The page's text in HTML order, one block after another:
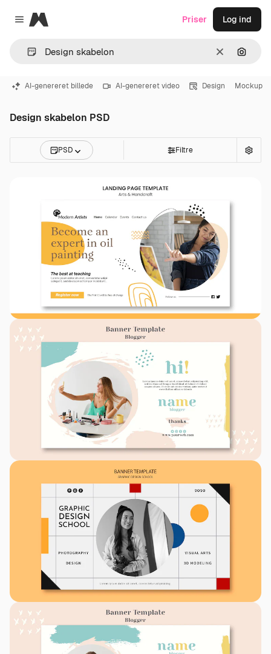
Close menu
Magnific
Klar Søg
Priser Log ind
AI-genereret billede AI-genereret video Design Mockup
Design skabelon PSD
PSD Filtre